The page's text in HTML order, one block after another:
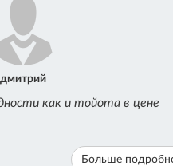
дмитрий
как и тойота в цене
Больше